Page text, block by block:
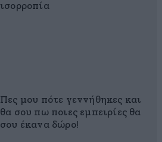
ισορροπία
Πες μου πότε γεννήθηκες και
θα σου πω ποιες εμπειρίες θα
σου έκανα δώρο!